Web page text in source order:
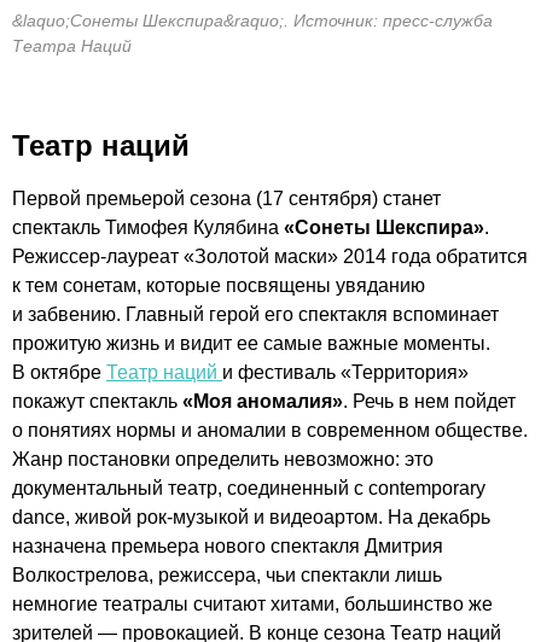
&laquo;Сонеты Шекспира&raquo;. Источник: пресс-служба
Театра Наций
Театр наций
Первой премьерой сезона (17 сентября) станет
спектакль Тимофея Кулябина «Сонеты Шекспира».
Режиссер-лауреат «Золотой маски» 2014 года обратится
к тем сонетам, которые посвящены увяданию
и забвению. Главный герой его спектакля вспоминает
прожитую жизнь и видит ее самые важные моменты.
В октябре Театр наций и фестиваль «Территория»
покажут спектакль «Моя аномалия». Речь в нем пойдет
о понятиях нормы и аномалии в современном обществе.
Жанр постановки определить невозможно: это
документальный театр, соединенный с contemporary
dance, живой рок-музыкой и видеоартом. На декабрь
назначена премьера нового спектакля Дмитрия
Волкострелова, режиссера, чьи спектакли лишь
немногие театралы считают хитами, большинство же
зрителей — провокацией. В конце сезона Театр наций